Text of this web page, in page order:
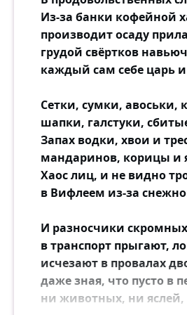
Ей девятнадцать.
Они студенты уже.
Но тот же холод на их
Недругам мир ни к чему.
Не корчил, как в
А тётей Химией величал,
И тётей Колбою тоже.
Она же, гневом своим
Привычкам не изменяла:
И так же его презирала.
Был вечер, и пахло в
Дрожала звезда, мигая…
Шёл паренёк с
Из-за банки кофейной
производит осаду
грудой свёртков
каждый сам себе царь
Сетки, сумки, авоськи,
шапки, галстуки,
Запах водки, хвои и
мандаринов, корицы и
Хаос лиц, и не видно
в Вифлеем из-за
И разносчики
в транспорт прыгают,
исчезают в провалах
даже зная, что пусто в
ни животных, ни яслей,